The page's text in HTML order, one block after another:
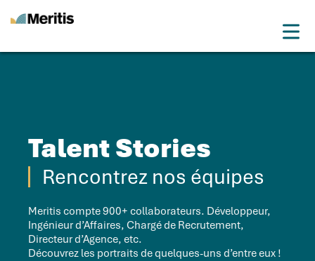
Des experts qui vous conseillent. Une organisation qui délivre.
Talent Stories
Rencontrez nos équipes
Meritis compte 900+ collaborateurs. Développeur,
Ingénieur d’Affaires, Chargé de Recrutement,
Directeur d’Agence, etc.
Découvrez les portraits de quelques-uns d’entre eux !